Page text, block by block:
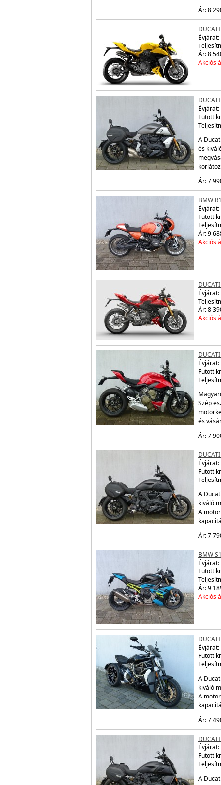
Ár: 8
DUCATI
Évjárat:
Ár: 8
Akciós
Évjárat:
Futott
A
és
Ár: 7
BMW
Évjárat:
Futott
Ár: 9
Akciós
DUCATI
Évjárat:
Ár: 8
Akciós
DUCATI
Évjárat:
Futott
Szép
és
Ár: 7
Évjárat:
Futott
A
kiváló
A
Ár: 7
BMW
Évjárat:
Futott
Ár: 9
Akciós
Évjárat:
Futott
A
kiváló
A
Ár: 7
Évjárat:
Futott
A